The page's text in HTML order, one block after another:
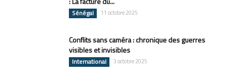
Sénégal 11 octobre 2025
Conflits sans caméra : chronique des guerres
visibles et invisibles
International 3 octobre 2025